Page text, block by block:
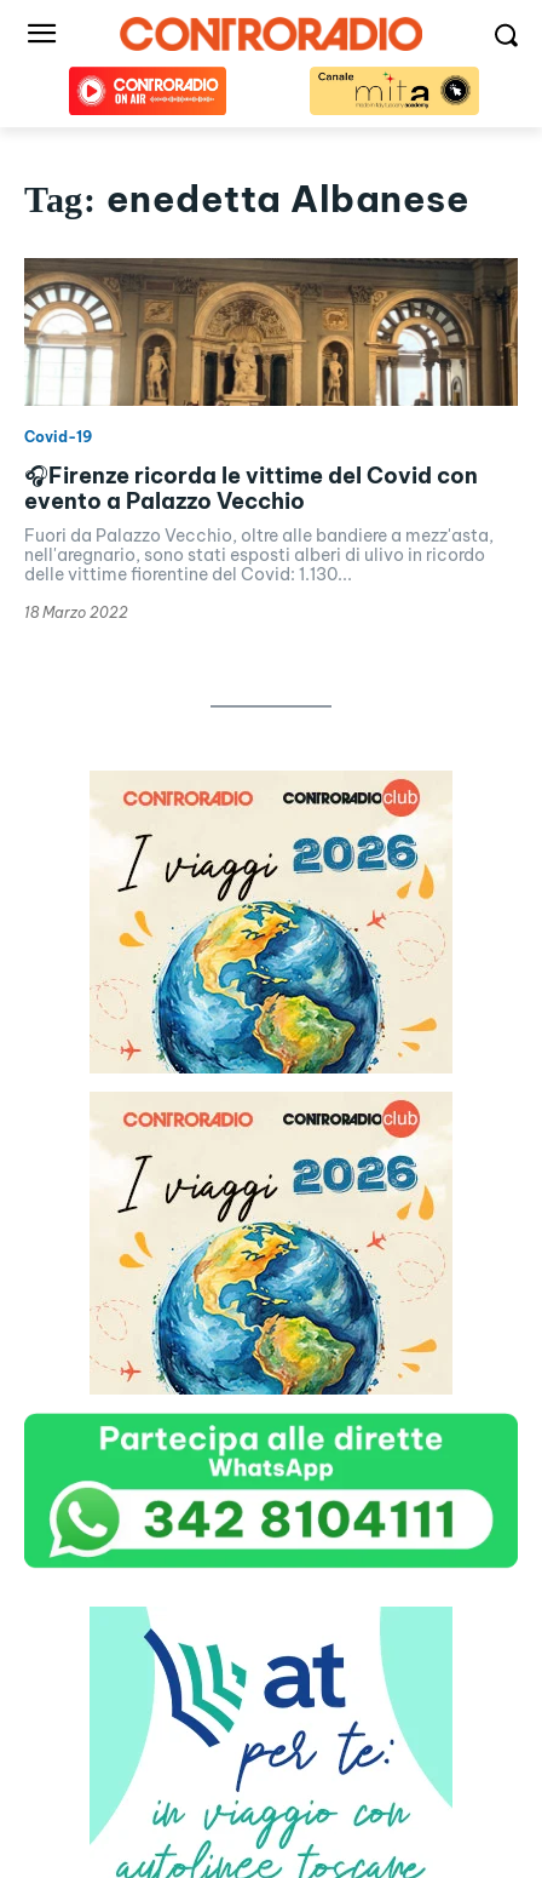
Tag: enedetta Albanese
Covid-19
🎧Firenze ricorda le vittime del Covid con
evento a Palazzo Vecchio
Fuori da Palazzo Vecchio, oltre alle bandiere a mezz'asta,
nell'aregnario, sono stati esposti alberi di ulivo in ricordo
delle vittime fiorentine del Covid: 1.130...
18 Marzo 2022